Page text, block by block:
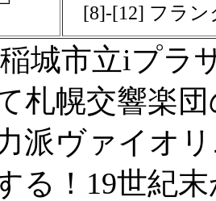
[8]-[12] フラン
稲城市立iプラ
札幌交響楽団
派ヴァイオ
る！19世紀